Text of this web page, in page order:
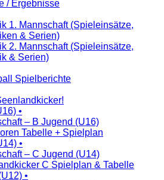
/ Ergebnisse
1. Mannschaft (Spieleinsätze,
& Serien)
2. Mannschaft (Spieleinsätze,
& Serien)
Spielberichte
•
– B Jugend (U16)
Tabelle + Spielplan
•
– C Jugend (U14)
C Spielplan & Tabelle
•